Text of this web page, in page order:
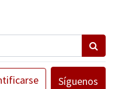
Síguenos